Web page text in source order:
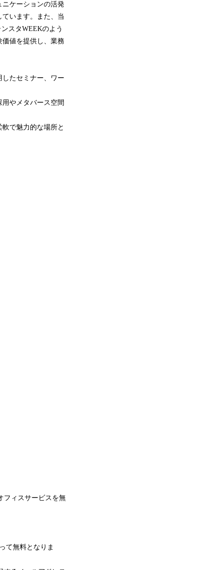
ケーションの活発
います。また、当
スタWEEKのよう
値を提供し、業務
たセミナー、ワー
やメタバース空間
で魅力的な場所と
フィスサービスを無
て無料となりま